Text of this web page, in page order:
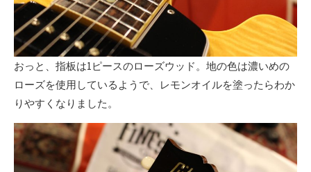
おっと、指板は1ピースのローズウッド。地の色は濃いめの
ローズを使用しているようで、レモンオイルを塗ったらわか
りやすくなりました。